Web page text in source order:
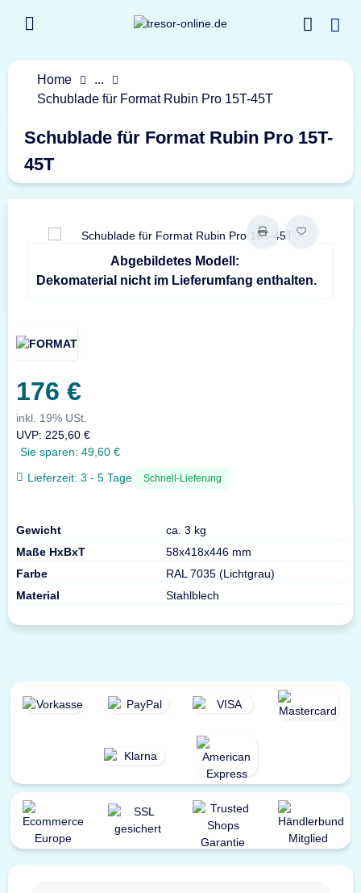
Home
...
Schublade für Format Rubin Pro 15T-45T
Schublade für Format Rubin Pro 15T-
45T
Abgebildetes Modell:
Dekomaterial nicht im Lieferumfang enthalten.
176 €
inkl. 19% USt.
UVP: 225,60 €
Sie sparen: 49,60 €
Lieferzeit: 3 - 5 Tage Schnell-Lieferung
Gewicht
ca. 3 kg
Maße HxBxT
58x418x446 mm
Farbe
RAL 7035 (Lichtgrau)
Material
Stahlblech